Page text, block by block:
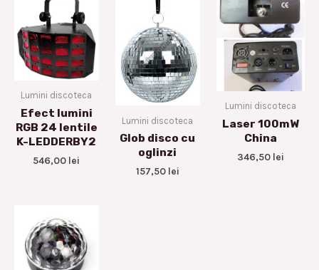
Lumini discoteca
Efect lumini
RGB 24 lentile
K-LEDDERBY2
546,00 lei
Lumini discoteca
Glob disco cu
oglinzi
157,50 lei
Lumini discoteca
Laser 100mW
China
346,50 lei